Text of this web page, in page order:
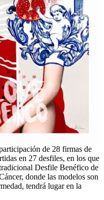
de 28 firmas de
en 27 desfiles, en los que
Desfile Benéfico de
donde las modelos son
tendrá lugar en la